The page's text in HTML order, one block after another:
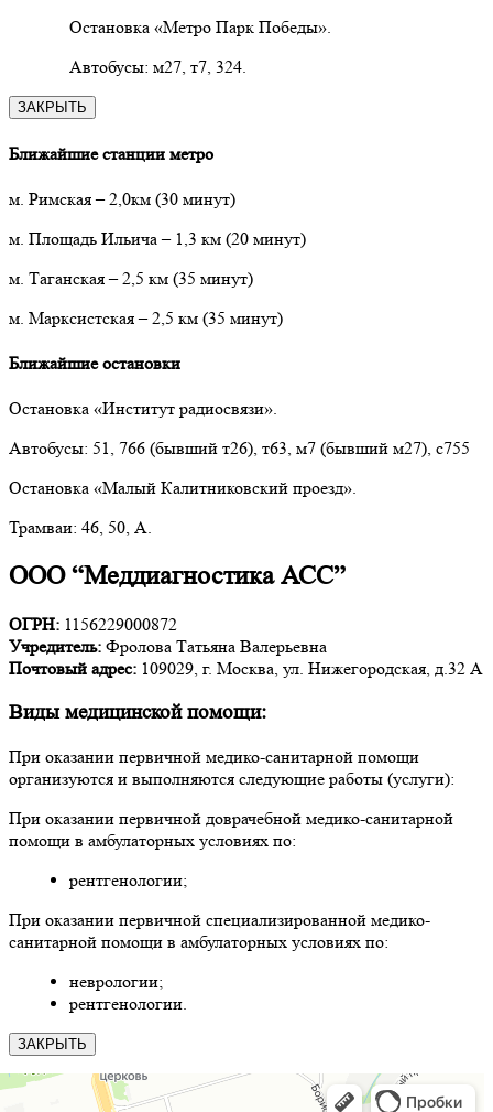
Остановка «Метро Парк Победы».
Автобусы: м27, т7, 324.
ЗАКРЫТЬ
Ближайшие станции метро
м. Римская– 2,0км (30 минут)
м. Площадь Ильича– 1,3 км (20 минут)
м. Таганская–2,5 км (35 минут)
м. Марксистская – 2,5 км (35 минут)
Ближайшие остановки
Остановка «Институт радиосвязи».
Автобусы: 51, 766 (бывший т26), т63, м7 (бывший м27), с755
Остановка «Малый Калитниковский проезд».
Трамваи: 46, 50, А.
ООО “Меддиагностика АСС”
ОГРН: 1156229000872
Учредитель: Фролова Татьяна Валерьевна
Почтовый адрес: 109029, г. Москва, ул. Нижегородская, д.32 А
Виды медицинской помощи:
При оказании первичной медико-санитарной помощи
организуются и выполняются следующие работы (услуги):
При оказании первичной доврачебной медико-санитарной
помощи в амбулаторных условиях по:
рентгенологии;
При оказании первичной специализированной медико-
санитарной помощи в амбулаторных условиях по:
неврологии;
рентгенологии.
ЗАКРЫТЬ